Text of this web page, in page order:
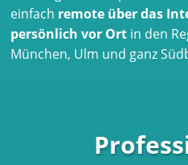
einfach remote über das
persönlich vor Ort in den
München, Ulm und ganz